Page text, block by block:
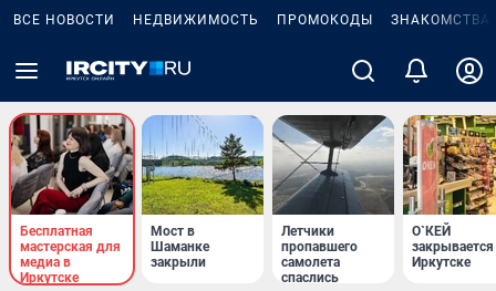
ВСЕ НОВОСТИ НЕДВИЖИМОСТЬ ПРОМОКОДЫ ЗНАКОМСТВА
Бесплатная
мастерская для
медиа в
Иркутске
Мост в
Шаманке
закрыли
Летчики
пропавшего
самолета
спаслись
О`КЕЙ
закрывается
Иркутске